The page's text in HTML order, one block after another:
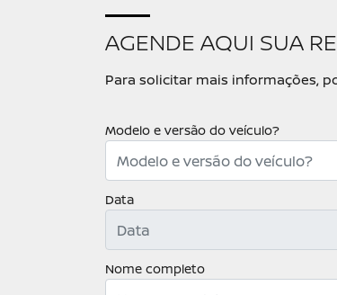
AGENDE AQUI SUA
Para solicitar mais informações,
Modelo e versão do veículo?
Data
Nome completo